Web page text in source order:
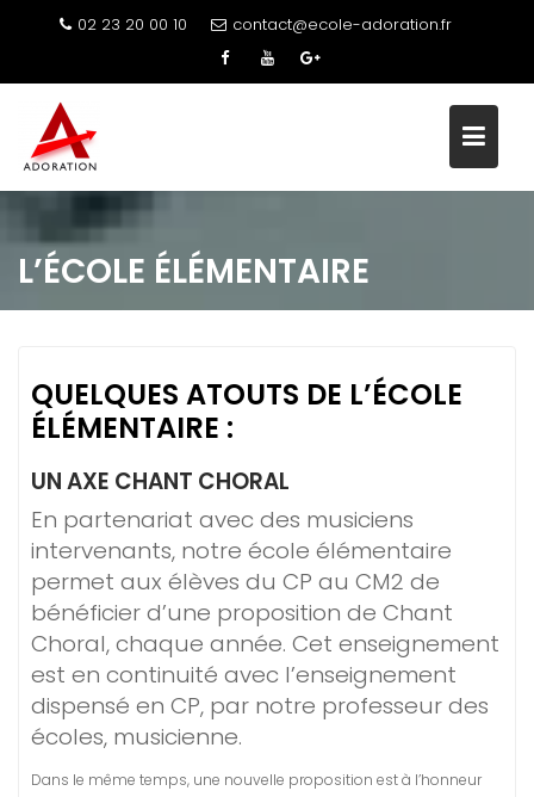
02 23 20 00 10 contact@ecole-adoration.fr
L’ÉCOLE ÉLÉMENTAIRE
QUELQUES ATOUTS DE L’ÉCOLE
ÉLÉMENTAIRE :
UN AXE CHANT CHORAL
En partenariat avec des musiciens
intervenants, notre école élémentaire
permet aux élèves du CP au CM2 de
bénéficier d’une proposition de Chant
Choral, chaque année. Cet enseignement
est en continuité avec l’enseignement
dispensé en CP, par notre professeur des
écoles, musicienne.
Dans le même temps, une nouvelle proposition est à l’honneur